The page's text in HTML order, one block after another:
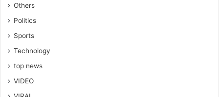
Others
Politics
Sports
Technology
top news
VIDEO